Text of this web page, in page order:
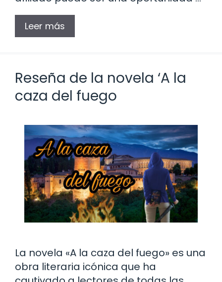
Leer más
Reseña de la novela ‘A la
caza del fuego
La novela «A la caza del fuego» es una
obra literaria icónica que ha